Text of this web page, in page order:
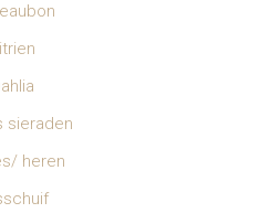
sieraden
heren